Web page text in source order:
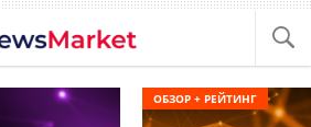
ОБЗОР + РЕЙТИНГ